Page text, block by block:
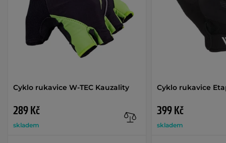
Cyklo rukavice W-TEC Kauzality
289 Kč
skladem
Cyklo rukavice
399 Kč
skladem